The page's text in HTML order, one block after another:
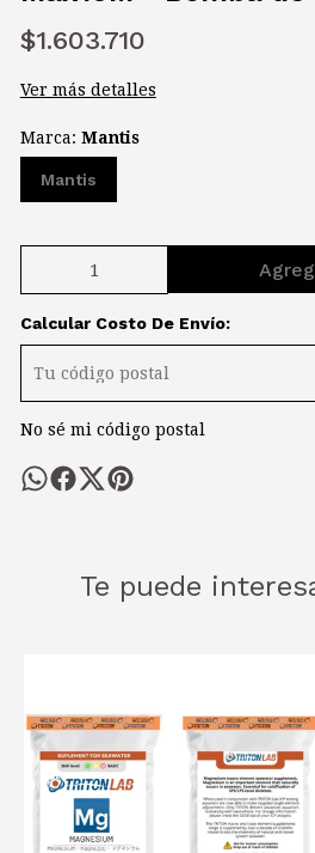
$1.603.710
Ver más detalles
Marca: Mantis
Mantis
Calcular Costo De Envío:
No sé mi código postal
Te puede